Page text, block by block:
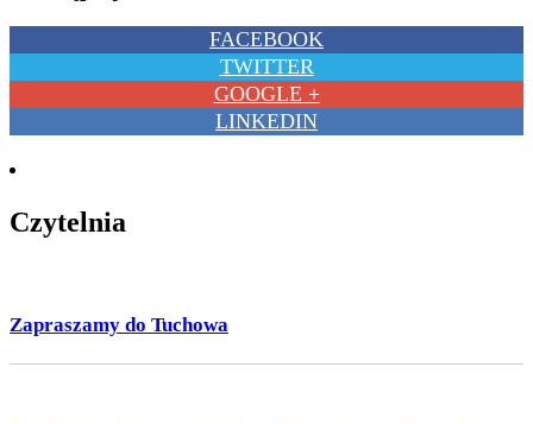
FACEBOOK
TWITTER
GOOGLE +
LINKEDIN
Czytelnia
Zapraszamy do Tuchowa